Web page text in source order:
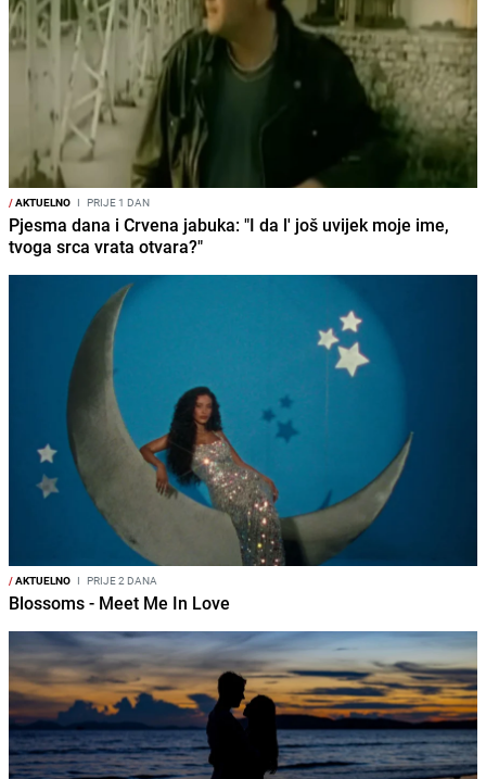
/AKTUELNO I PRIJE 1 DAN
Pjesma dana i Crvena jabuka: "I da l' još uvijek moje ime,
tvoga srca vrata otvara?"
/AKTUELNO I PRIJE 2 DANA
Blossoms - Meet Me In Love